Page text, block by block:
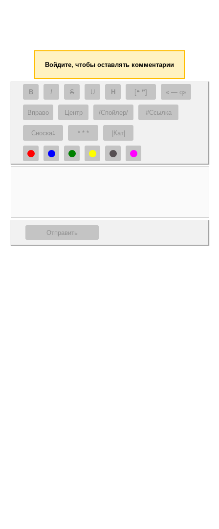
Войдите, чтобы оставлять комментарии
B I S U H [❝ ❞] — q
Вправо Центр /Спойлер/ #Ссылка
Сноска1 * * * |Кат|